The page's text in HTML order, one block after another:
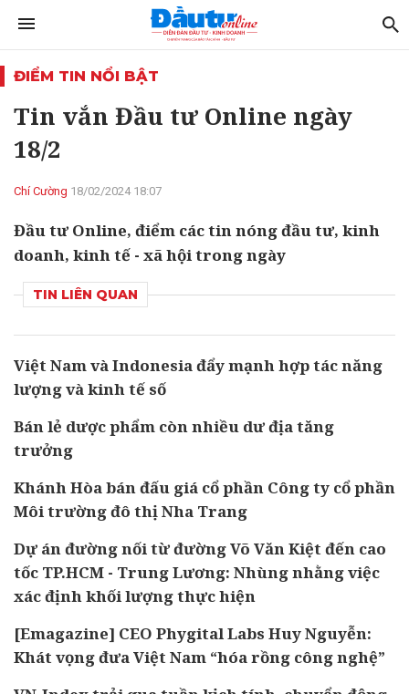
ĐIỂM TIN NỔI BẬT
Tin vắn Đầu tư Online ngày
18/2
Chí Cường 18/02/2024 18:07
Đầu tư Online, điểm các tin nóng đầu tư, kinh
doanh, kinh tế - xã hội trong ngày
TIN LIÊN QUAN
Việt Nam và Indonesia đẩy mạnh hợp tác năng
lượng và kinh tế số
Bán lẻ dược phẩm còn nhiều dư địa tăng
trưởng
Khánh Hòa bán đấu giá cổ phần Công ty cổ phần
Môi trường đô thị Nha Trang
Dự án đường nối từ đường Võ Văn Kiệt đến cao
tốc TP.HCM - Trung Lương: Nhùng nhằng việc
xác định khối lượng thực hiện
[Emagazine] CEO Phygital Labs Huy Nguyễn:
Khát vọng đưa Việt Nam “hóa rồng công nghệ”